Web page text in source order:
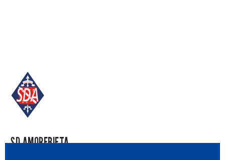
SD AMOREBIETA